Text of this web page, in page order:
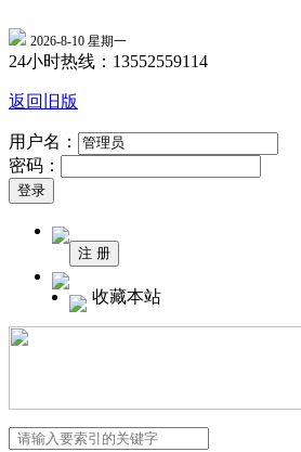
2026-8-10 星期一
24小时热线：13552559114
返回旧版
用户名：
密码：
收藏本站